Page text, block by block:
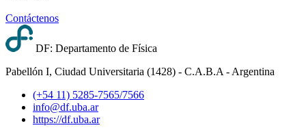
Contáctenos
DF: Departamento de Física
Pabellón I, Ciudad Universitaria (1428) - C.A.B.A - Argentina
(+54 11) 5285-7565/7566
info@df.uba.ar
https://df.uba.ar